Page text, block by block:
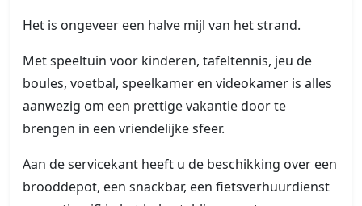
Het is ongeveer een halve mijl van het strand.
Met speeltuin voor kinderen, tafeltennis, jeu de
boules, voetbal, speelkamer en videokamer is alles
aanwezig om een prettige vakantie door te
brengen in een vriendelijke sfeer.
Aan de servicekant heeft u de beschikking over een
brooddepot, een snackbar, een fietsverhuurdienst